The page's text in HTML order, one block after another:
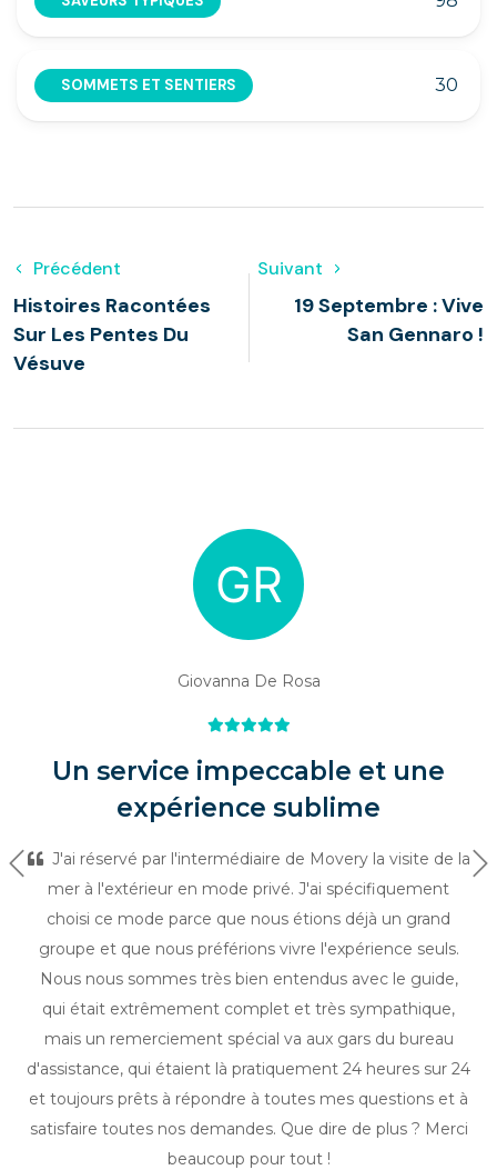
SOMMETS ET SENTIERS 30
Précédent
Histoires Racontées
Sur Les Pentes Du
Vésuve
Suivant
19 Septembre : Vive
San Gennaro !
Giovanna De Rosa
Un service impeccable et une
expérience sublime
J'ai réservé par l'intermédiaire de Movery la visite de la
mer à l'extérieur en mode privé. J'ai spécifiquement
choisi ce mode parce que nous étions déjà un grand
groupe et que nous préférions vivre l'expérience seuls.
Nous nous sommes très bien entendus avec le guide,
qui était extrêmement complet et très sympathique,
mais un remerciement spécial va aux gars du bureau
d'assistance, qui étaient là pratiquement 24 heures sur 24
et toujours prêts à répondre à toutes mes questions et à
satisfaire toutes nos demandes. Que dire de plus ? Merci
beaucoup pour tout !
Précédent